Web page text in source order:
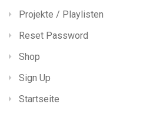
Projekte / Playlisten
Reset Password
Shop
Sign Up
Startseite